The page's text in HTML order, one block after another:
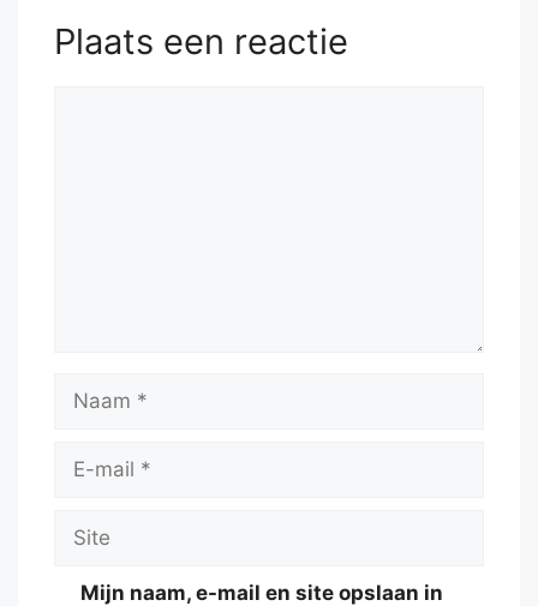
51.Rd7 Kf6 52.Rxe7
Kxe7
Plaats een reactie
Naam
Site
Mijn naam, e-mail en site opslaan in